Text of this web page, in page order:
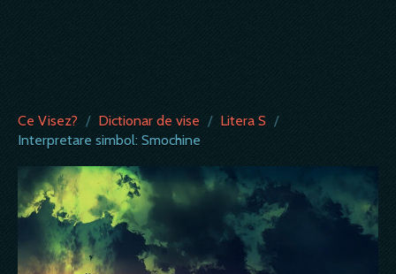
Ce Visez? / Dictionar de vise / Litera S /
Interpretare simbol: Smochine